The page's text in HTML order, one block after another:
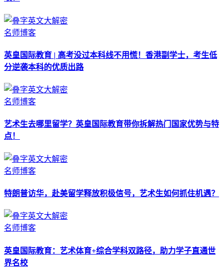
名师博客
英皇国际教育 | 高考没过本科线不用慌！香港副学士，考生低
分逆袭本科的优质出路
名师博客
艺术生去哪里留学？英皇国际教育带你拆解热门国家优势与特
点！
名师博客
特朗普访华，赴美留学释放积极信号，艺术生如何抓住机遇？
名师博客
英皇国际教育：艺术体育+综合学科双路径，助力学子直通世
界名校